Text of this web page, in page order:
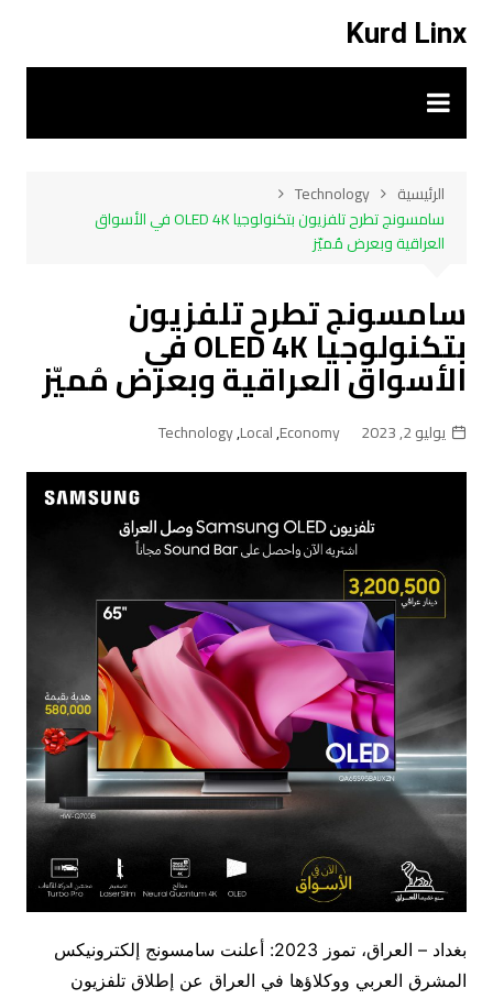
المحتوى
Kurd Linx
الرئيسية
Technology
سامسونج تطرح تلفزيون بتكنولوجيا OLED 4K في الأسواق
العراقية وبعرض مُميّز
سامسونج تطرح تلفزيون
بتكنولوجيا OLED 4K في
الأسواق العراقية وبعرض مُميّز
يوليو 2, 2023 Economy
,
Local
,
Technology
بغداد – العراق، تموز 2023: أعلنت سامسونج إلكترونيكس
المشرق العربي ووكلاؤها في العراق عن إطلاق تلفزيون